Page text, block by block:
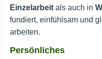
Einzelarbeit als auch in
fundiert, einfühlsam und
arbeiten.
Persönliches